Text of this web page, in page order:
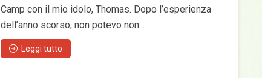
Camp con il mio idolo, Thomas. Dopo l’esperienza
dell’anno scorso, non potevo non...
Leggi tutto